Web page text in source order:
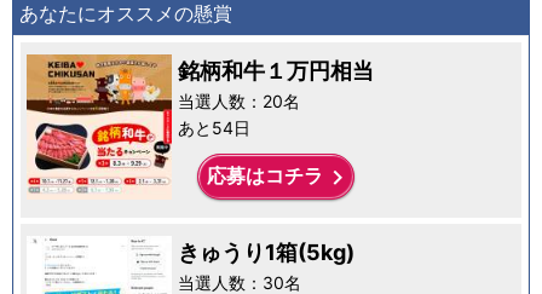
あなたにオススメの懸賞
銘柄和牛１万円相当
当選人数：20名
あと54日
応募はコチラ keyboard_arrow_right
きゅうり1箱(5kg)
当選人数：30名